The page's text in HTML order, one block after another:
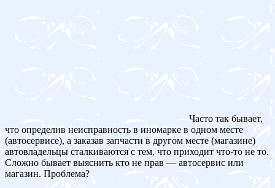
Часто так бывает,
что определив неисправность в иномарке в одном месте
(автосервисе), а заказав запчасти в другом месте (магазине)
автовладельцы сталкиваются с тем, что приходит что-то не то.
Сложно бывает выяснить кто не прав — автосервис или
магазин. Проблема?